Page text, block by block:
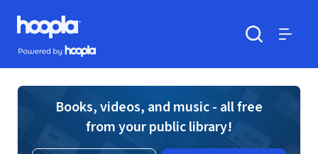
Skip to main content
Hoopla logo
Powered by Hoopla
Books, videos, and music - all free
from your public library!